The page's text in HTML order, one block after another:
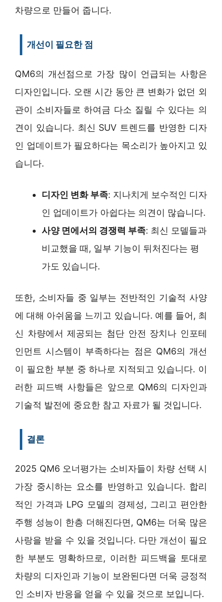
차량으로 만들어 줍니다.
개선이 필요한 점
QM6의 개선점으로 가장 많이 언급되는 사항은
디자인입니다. 오랜 시간 동안 큰 변화가 없던 외
관이 소비자들로 하여금 다소 질릴 수 있다는 의
견이 있습니다. 최신 SUV 트렌드를 반영한 디자
인 업데이트가 필요하다는 목소리가 높아지고 있
습니다.
디자인 변화 부족: 지나치게 보수적인 디자
인 업데이트가 아쉽다는 의견이 많습니다.
사양 면에서의 경쟁력 부족: 최신 모델들과
비교했을 때, 일부 기능이 뒤처진다는 평
가도 있습니다.
또한, 소비자들 중 일부는 전반적인 기술적 사양
에 대해 아쉬움을 느끼고 있습니다. 예를 들어, 최
신 차량에서 제공되는 첨단 안전 장치나 인포테
인먼트 시스템이 부족하다는 점은 QM6의 개선
이 필요한 부분 중 하나로 지적되고 있습니다. 이
러한 피드백 사항들은 앞으로 QM6의 디자인과
기술적 발전에 중요한 참고 자료가 될 것입니다.
결론
2025 QM6 오너평가는 소비자들이 차량 선택 시
가장 중시하는 요소를 반영하고 있습니다. 합리
적인 가격과 LPG 모델의 경제성, 그리고 편안한
주행 성능이 한층 더해진다면, QM6는 더욱 많은
사랑을 받을 수 있을 것입니다. 다만 개선이 필요
한 부분도 명확하므로, 이러한 피드백을 토대로
차량의 디자인과 기능이 보완된다면 더욱 긍정적
인 소비자 반응을 얻을 수 있을 것으로 보입니다.